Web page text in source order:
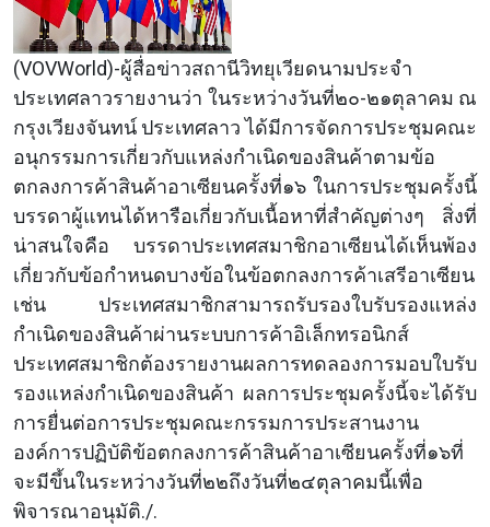
(VOVWorld)-ผู้สื่อข่าวสถานีวิทยุเวียดนามประจำ
ประเทศลาวรายงานว่า ในระหว่างวันที่๒๐-๒๑ตุลาคม ณ
กรุงเวียงจันทน์ ประเทศลาว ได้มีการจัดการประชุมคณะ
อนุกรรมการเกี่ยวกับแหล่งกำเนิดของสินค้าตามข้อ
ตกลงการค้าสินค้าอาเซียนครั้งที่๑๖ ในการประชุมครั้งนี้
บรรดาผู้แทนได้หารือเกี่ยวกับเนื้อหาที่สำคัญต่างๆ สิ่งที่
น่าสนใจคือ บรรดาประเทศสมาชิกอาเซียนได้เห็นพ้อง
เกี่ยวกับข้อกำหนดบางข้อในข้อตกลงการค้าเสรีอาเซียน
เช่น ประเทศสมาชิกสามารถรับรองใบรับรองแหล่ง
กำเนิดของสินค้าผ่านระบบการค้าอิเล็กทรอนิกส์
ประเทศสมาชิกต้องรายงานผลการทดลองการมอบใบรับ
รองแหล่งกำเนิดของสินค้า ผลการประชุมครั้งนี้จะได้รับ
การยื่นต่อการประชุมคณะกรรมการประสานงาน
องค์การปฏิบัติข้อตกลงการค้าสินค้าอาเซียนครั้งที่๑๖ที่
จะมีขึ้นในระหว่างวันที่๒๒ถึงวันที่๒๔ตุลาคมนี้เพื่อ
พิจารณาอนุมัติ./.